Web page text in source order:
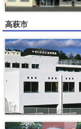
高萩市